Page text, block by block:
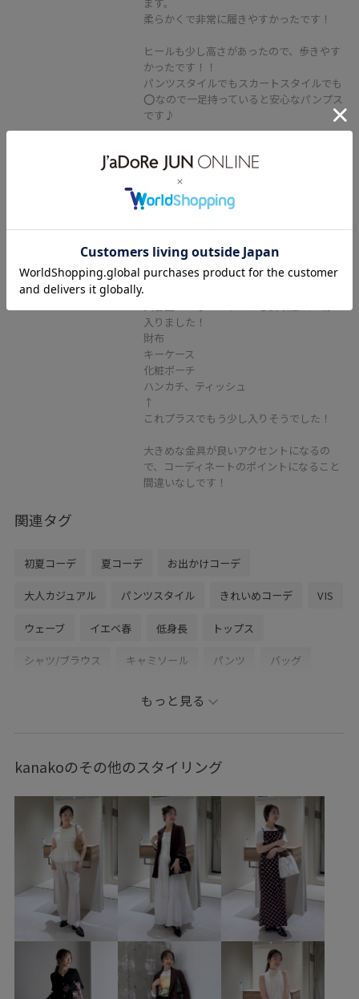
柔らかくで非常に履きやすかったです！
ヒールも少し高さがあったので、歩きやす
かったです！！
パンツスタイルでもスカートスタイルでも
⭕️なので一足持っていると安心なパンプス
です♪
【180℃美人見え】ハンドルリボ
ンワンショルダーバッグ/新色追加
キナリ / F
¥5,929
入りました！
財布
キーケース
化粧ポーチ
ハンカチ、ティッシュ
↑
これプラスでもう少し入りそうでした！
大きめな金具が良いアクセントになるの
で、コーディネートのポイントになること
間違いなしです！
関連タグ
初夏コーデ 夏コーデ お出かけコーデ
大人カジュアル パンツスタイル きれいめコーデ VIS
ウェーブ イエベ春 低身長 トップス
シャツ/ブラウス キャミソール パンツ バッグ
シューズ パンプス
26officecasual 26SSceremony blouse_pickup
VIS_2026SS_POLO2 VIS_26SS vis_26ssbag
vis_26ss_summergoods vis_26ss_summertops
vis_br31 VIS_ceremony_2026 VIS_hotbeauty_styling
vis_junetops vis_okazakisae_june vis_okazakisae_may
vis_pickuppants vis_pickuptops Wbottoms_pickup
WEB限定 Web限定カラー Wshoes_pickup
もっと見る
kanakoのその他のスタイリング